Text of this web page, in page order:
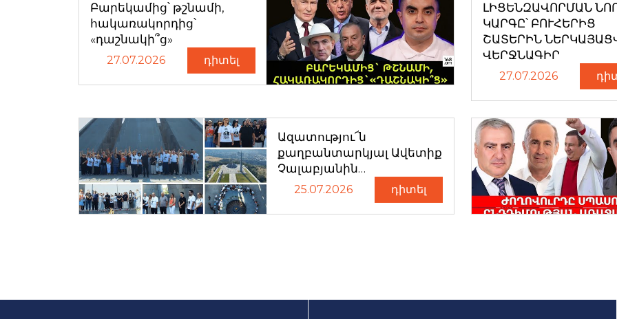
Բարեկամից՝ թշնամի,
հակառակորդից՝
«դաշնակի՞ց»
27.07.2026 դիտել
ԼԻՑԵՆԶԱՎՈՐՄԱՆ
ԿԱՐԳԸ՝ ԲՈՒՀԵՐԻՑ
ՇԱՏԵՐԻՆ
ՎԵՐՋՆԱԳԻՐ
27.07.2026
Ազատությու՜ն
քաղբանտարկյալ Ավետիք
Չալաբյանին…
25.07.2026 դիտել